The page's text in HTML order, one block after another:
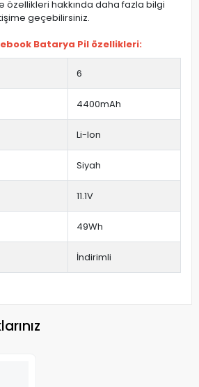
özellikleri hakkında daha fazla bilgi
geçebilirsiniz.
Batarya Pil özellikleri:
6
4400mAh
Li-Ion
Siyah
11.1V
49Wh
İndirimli